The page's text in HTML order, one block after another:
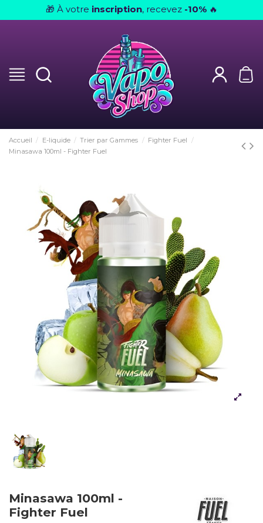
🎁 À votre inscription, recevez -10% 🔥
Accueil E-liquide Trier par Gammes
Fighter Fuel
Minasawa 100ml - Fighter Fuel
Minasawa 100ml -
Fighter Fuel